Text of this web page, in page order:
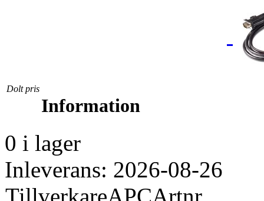
Dolt pris
Information
0 i lager
Inleverans: 2026-08-26